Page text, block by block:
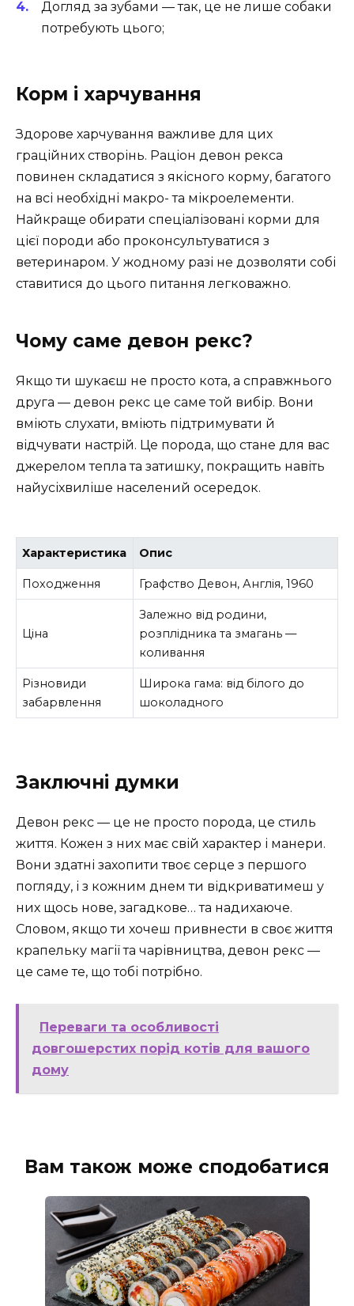
Догляд за зубами — так, це не лише собаки
потребують цього;
Корм і харчування
Здорове харчування важливе для цих
граційних створінь. Раціон девон рекса
повинен складатися з якісного корму, багатого
на всі необхідні макро- та мікроелементи.
Найкраще обирати спеціалізовані корми для
цієї породи або проконсультуватися з
ветеринаром. У жодному разі не дозволяти собі
ставитися до цього питання легковажно.
Чому саме девон рекс?
Якщо ти шукаєш не просто кота, а справжнього
друга — девон рекс це саме той вибір. Вони
вміють слухати, вміють підтримувати й
відчувати настрій. Це порода, що стане для вас
джерелом тепла та затишку, покращить навіть
найусіхвиліше населений осередок.
Характеристика Опис
Походження Графство Девон, Англія, 1960
Ціна
Залежно від родини,
розплідника та змагань —
коливання
Різновиди
забарвлення
Широка гама: від білого до
шоколадного
Заключні думки
Девон рекс — це не просто порода, це стиль
життя. Кожен з них має свій характер і манери.
Вони здатні захопити твоє серце з першого
погляду, і з кожним днем ти відкриватимеш у
них щось нове, загадкове… та надихаюче.
Словом, якщо ти хочеш привнести в своє життя
крапельку магії та чарівництва, девон рекс —
це саме те, що тобі потрібно.
Переваги та особливості
довгошерстих порід котів для вашого
дому
Вам також може сподобатися